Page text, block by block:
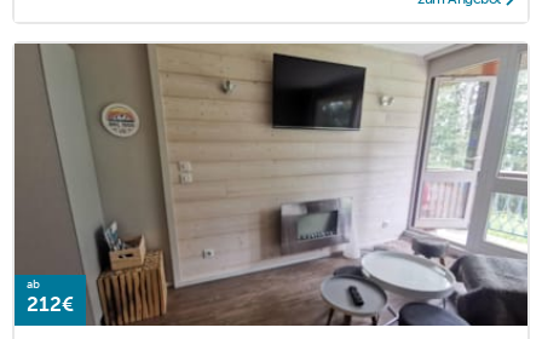
ab
212€